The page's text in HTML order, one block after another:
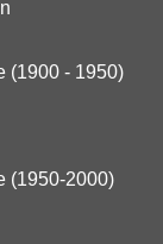
(1900 - 1950)
(1950-2000)